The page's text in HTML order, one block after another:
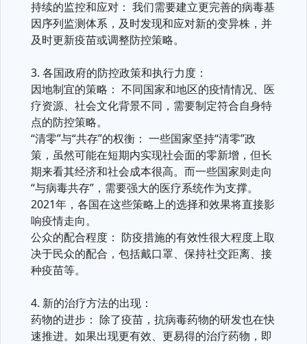
持续的监控和应对： 我们需要建立更完善的病毒基
因序列监测体系，及时发现和应对新的变异株，并
及时更新疫苗或调整防控策略。
3. 各国政府的防控政策和执行力度：
因地制宜的策略： 不同国家和地区的疫情情况、医
疗资源、社会文化背景不同，需要制定符合自身特
点的防控策略。
“清零”与“共存”的权衡： 一些国家坚持“清零”政
策，虽然可能在短期内实现社会面的零新增，但长
期来看其经济和社会成本很高。而一些国家则走向
“与病毒共存”，需要强大的医疗系统作为支撑。
2021年，各国在这些策略上的选择和效果将直接影
响疫情走向。
公众的配合程度： 防疫措施的有效性很大程度上取
决于民众的配合，包括戴口罩、保持社交距离、接
种疫苗等。
4. 新的治疗方法的出现：
药物的进步： 除了疫苗，抗病毒药物的研发也在快
速推进。如果出现更有效、更易得的治疗药物，即